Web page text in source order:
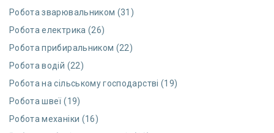
Робота зварювальником (31)
Робота електрика (26)
Робота прибиральником (22)
Робота водій (22)
Робота на сільському господарстві (19)
Робота швеї (19)
Робота механіки (16)